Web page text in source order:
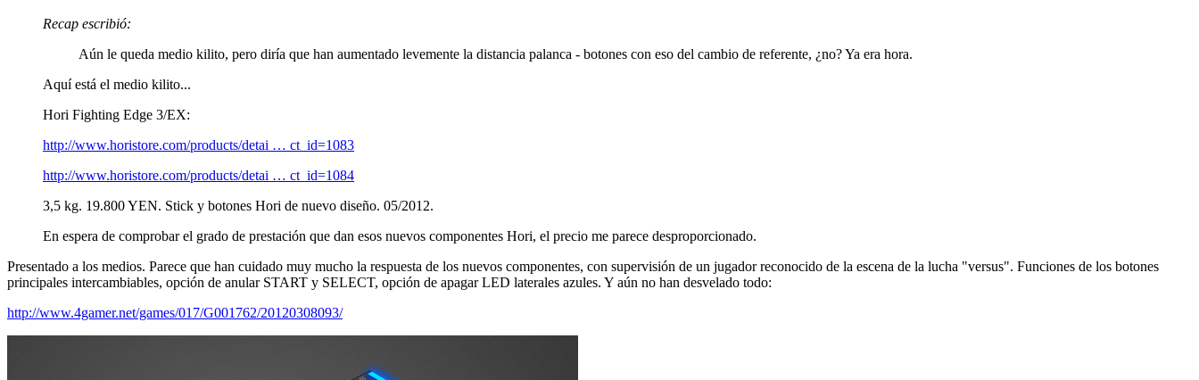
Recap escribió:
Aún le queda medio kilito, pero diría que han aumentado levemente la distancia palanca - botones con eso del cambio de referente, ¿no? Ya era hora.
Aquí está el medio kilito...
Hori Fighting Edge 3/EX:
http://www.horistore.com/products/detai … ct_id=1083
http://www.horistore.com/products/detai … ct_id=1084
3,5 kg. 19.800 YEN. Stick y botones Hori de nuevo diseño. 05/2012.
En espera de comprobar el grado de prestación que dan esos nuevos componentes Hori, el precio me parece desproporcionado.
Presentado a los medios. Parece que han cuidado muy mucho la respuesta de los nuevos componentes, con supervisión de un jugador reconocido de la escena de la lucha "versus". Funciones de los botones
principales intercambiables, opción de anular START y SELECT, opción de apagar LED laterales azules. Y aún no han desvelado todo:
http://www.4gamer.net/games/017/G001762/20120308093/